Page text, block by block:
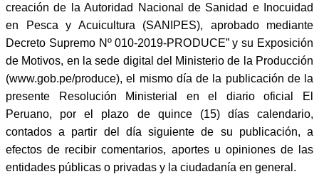
creación de la Autoridad Nacional de Sanidad e Inocuidad
en Pesca y Acuicultura (SANIPES), aprobado mediante
Decreto Supremo Nº 010-2019-PRODUCE” y su Exposición
de Motivos, en la sede digital del Ministerio de la Producción
(www.gob.pe/produce), el mismo día de la publicación de la
presente Resolución Ministerial en el diario oficial El
Peruano, por el plazo de quince (15) días calendario,
contados a partir del día siguiente de su publicación, a
efectos de recibir comentarios, aportes u opiniones de las
entidades públicas o privadas y la ciudadanía en general.